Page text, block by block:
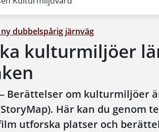
dubbelspårig järnväg
kulturmiljöer
Berättelser om kulturmiljöer
Här kan du genom
utforska platser och